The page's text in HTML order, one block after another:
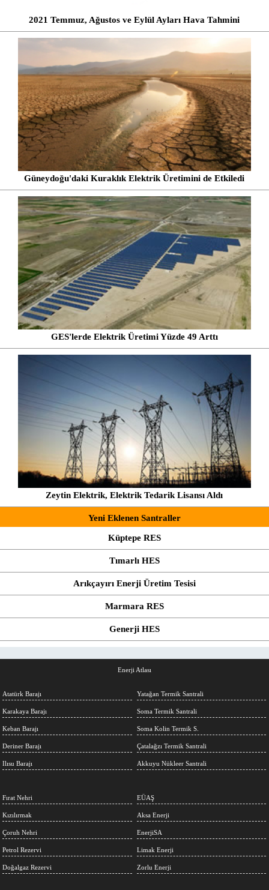
2021 Temmuz, Ağustos ve Eylül Ayları Hava Tahmini
Güneydoğu'daki Kuraklık Elektrik Üretimini de Etkiledi
GES'lerde Elektrik Üretimi Yüzde 49 Arttı
Zeytin Elektrik, Elektrik Tedarik Lisansı Aldı
Yeni Eklenen Santraller
Küptepe RES
Tımarlı HES
Arıkçayırı Enerji Üretim Tesisi
Marmara RES
Generji HES
Enerji Atlası
Atatürk Barajı
Karakaya Barajı
Keban Barajı
Deriner Barajı
Ilısu Barajı
Yatağan Termik Santrali
Soma Termik Santrali
Soma Kolin Termik S.
Çatalağzı Termik Santrali
Akkuyu Nükleer Santrali
Fırat Nehri
Kızılırmak
Çoruh Nehri
Petrol Rezervi
Doğalgaz Rezervi
EÜAŞ
Aksa Enerji
EnerjiSA
Limak Enerji
Zorlu Enerji